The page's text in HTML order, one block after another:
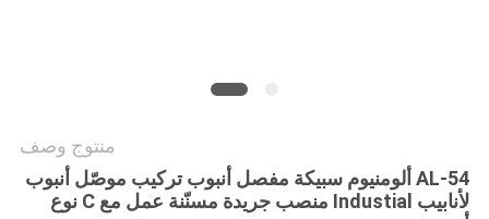
منتوج وصف
AL-54 ألومنيوم سبيكة مفصل أنبوب تركيب موصّل أنبوب
لأنابيب Industial منصب جريدة مسنّنة عمل مع C نوع